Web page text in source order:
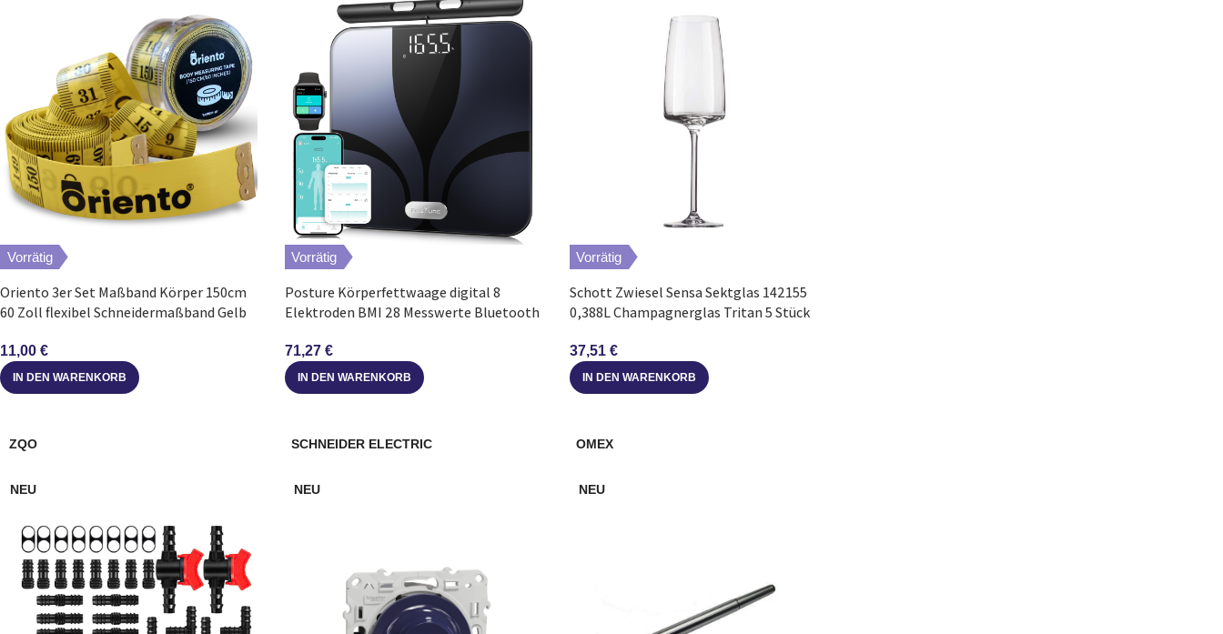
Vorrätig
Oriento 3er Set Maßband Körper 150cm
60 Zoll flexibel Schneidermaßband Gelb
11,00 €
IN DEN WARENKORB
Vorrätig
Posture Körperfettwaage digital 8
Elektroden BMI 28 Messwerte Bluetooth
71,27 €
IN DEN WARENKORB
Vorrätig
Schott Zwiesel Sensa Sektglas 142155
0,388L Champagnerglas Tritan 5 Stück
37,51 €
IN DEN WARENKORB
ZQO
NEU
SCHNEIDER ELECTRIC
NEU
OMEX
NEU